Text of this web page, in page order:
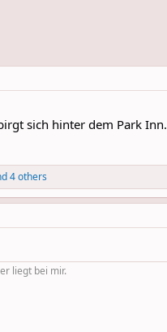
sich hinter dem Park Inn.
4 others
liegt bei mir.